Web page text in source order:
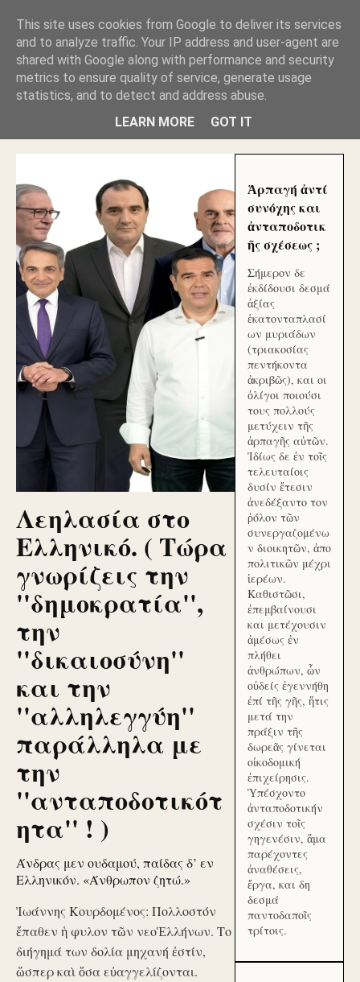
ΑΥΤΟΧΘΟΝΕΣ ΜΟΥ ΕΚΛΕΙΣΑΝ ΤΑ ΣΟΣΙΑΛ ΚΑΙ
ΦΙΜΩΣΑΝ ΤΟ SITE. ΟΙ ΧΙΛΙΑΔΕΣ ΜΙΚΡΟΕΠΕΝΔΥΤΕΣ
ΕΠΕΝΔΥΣΑΤΕ ΓΙΑ ΛΕΗΛΑΣΙΑ ΚΑΙ ΕΓΚΛΗΜΑ ?
ΓΛΥΦΑΔΑ WEB |ΟΙ ΜΕΓΑΛΟΙ ΚΛΕΠΤΑΙ ΑΠΟ ΤΟ
ΜΙΚΡΟΝ ΑΠΑΓΟΥΣΙ
Λεηλασία στο
Ελληνικό. ( Τώρα
γνωρίζεις την
''δημοκρατία'',
την
''δικαιοσύνη''
και την
''αλληλεγγύη''
παράλληλα με
την
''ανταποδοτικότ
ητα'' ! )
Άνδρας μεν ουδαμού, παίδας δ’ εν
Ελληνικόν. «Άνθρωπον ζητώ.»
Ἰωάννης Κουρδομένος: Πολλοστόν
ἔπαθεν ἡ φυλον τῶν νεοἙλλήνων. Το
διήγημά των δολία μηχανή ἐστίν,
ὥσπερ καὶ ὅσα εὐαγγελίζονται.
Ἁρπαγή ἀντί
συνόχης και
ἀνταποδοτικ
ῆς σχέσεως ;
Σήμερον δε
ἐκδίδουσι δεσμά
ἀξίας
ἑκατονταπλασί
ων μυριάδων
(τριακοσίας
πεντήκοντα
ἀκριβῶς), και οι
ὀλίγοι ποιούσι
τους πολλούς
μετύχειν τῆς
ἁρπαγῆς αὐτῶν.
Ἰδίως δε ἐν τοῖς
τελευταίοις
δυσίν ἔτεσιν
ἀνεδέξαντο τον
ῥόλον τῶν
συνεργαζομένω
ν διοικητῶν, ἀπο
πολιτικῶν μέχρι
ἱερέων.
Καθιστῶσι,
ἐπεμβαίνουσι
και μετέχουσιν
ἀμέσως ἐν
πλήθει
ἀνθρώπων, ὧν
οὐδείς ἐγεννήθη
ἐπί τῆς γῆς, ἥτις
μετά την
πράξιν τῆς
δωρεᾶς γίνεται
οἰκοδομική
ἐπιχείρησις.
Ὑπέσχοντο
ἀνταποδοτικήν
σχέσιν τοῖς
γηγενέσιν, ἅμα
παρέχοντες
ἀναθέσεις,
ἔργα, και δη
δεσμά
παντοδαποῖς
τρίτοις.
This site uses cookies from Google to deliver its services
and to analyze traffic. Your IP address and user-agent are
shared with Google along with performance and security
metrics to ensure quality of service, generate usage
statistics, and to detect and address abuse.
LEARN MORE
GOT IT